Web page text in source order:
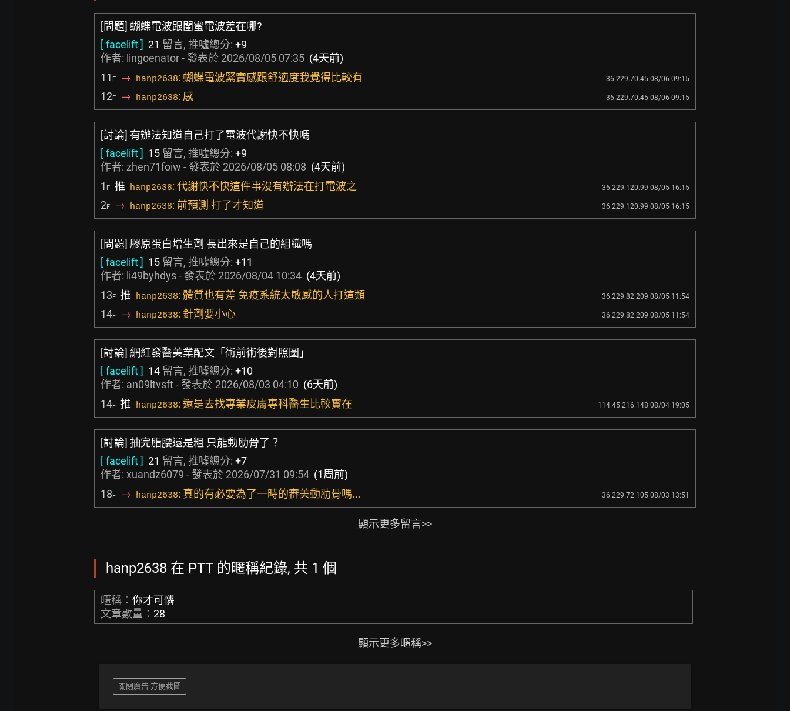
[問題] 蝴蝶電波跟閨蜜電波差在哪?
[ facelift ] 21 留言, 推噓總分: +9
作者: lingoenator- 發表於 2026/08/05 07:35 (4天前)
11 F → hanp2638: 蝴蝶電波緊實感跟舒適度我覺得比較有 36.229.70.45 08/06 09:15
12F → hanp2638: 感 36.229.70.45 08/06 09:15
[討論] 有辦法知道自己打了電波代謝快不快嗎
[ facelift ] 15 留言, 推噓總分: +9
作者: zhen71foiw - 發表於 2026/08/05 08:08 (4天前)
1 F 推 hanp2638: 代謝快不快這件事沒有辦法在打電波之 36.229.120.99 08/05 16:15
2F → hanp2638: 前預測 打了才知道 36.229.120.99 08/05 16:15
[問題] 膠原蛋白增生劑 長出來是自己的組織嗎
[ facelift ] 15 留言, 推噓總分: +11
作者: li49byhdys- 發表於 2026/08/04 10:34 (4天前)
13F 推 hanp2638: 體質也有差 免疫系統太敏感的人打這類 36.229.82.209 08/05 11:54
14F → hanp2638: 針劑要小心 36.229.82.209 08/05 11:54
[討論] 網紅發醫美業配文「術前術後對照圖」
[ facelift ] 14 留言, 推噓總分: +10
作者: an09ltvsft- 發表於 2026/08/03 04:10 (6天前)
14F 推 hanp2638: 還是去找專業皮膚專科醫生比較實在 114.45.216.148 08/04 19:05
[討論] 抽完脂腰還是粗 只能動肋骨了？
[ facelift ] 21 留言, 推噓總分: +7
作者: xuandz6079 - 發表於 2026/07/31 09:54 (1周前)
18F → hanp2638: 真的有必要為了一時的審美動肋骨嗎... 36.229.72.105 08/03 13:51
顯示更多留言>>
hanp2638 在 PTT 的暱稱紀錄, 共 1 個
暱稱： 你才可憐
文章數量： 28
顯示更多暱稱>>
關閉廣告 方便截圖